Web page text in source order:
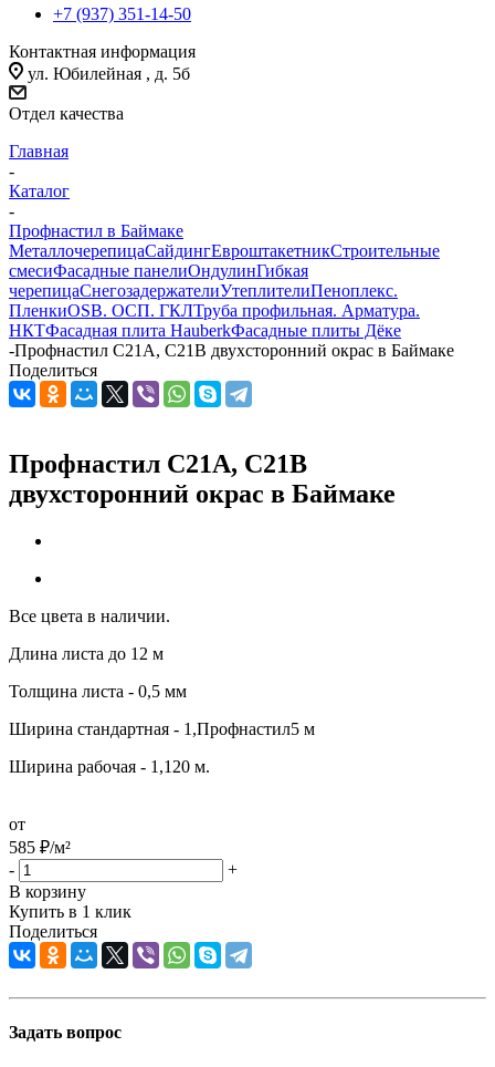
+7 (937) 351-14-50
Контактная информация
ул. Юбилейная , д. 5б
Отдел качества
Главная
-
Каталог
-
Профнастил в Баймаке
МеталлочерепицаСайдингЕвроштакетникСтроительные
смесиФасадные панелиОндулинГибкая
черепицаСнегозадержателиУтеплителиПеноплекс.
ПленкиOSB. ОСП. ГКЛТруба профильная. Арматура.
НКТФасадная плита HauberkФасадные плиты Дёке
-Профнастил С21А, С21В двухсторонний окрас в Баймаке
Поделиться
Профнастил С21А, С21В
двухсторонний окрас в Баймаке
Все цвета в наличии.
Длина листа до 12 м
Толщина листа - 0,5 мм
Ширина стандартная - 1,Профнастил5 м
Ширина рабочая - 1,120 м.
от
585 ₽/м²
-
+
В корзину
Купить в 1 клик
Поделиться
Задать вопрос